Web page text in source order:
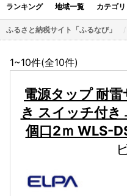
ランキング 地域一覧 カテゴリ
ふるさと納税サイト「ふるなび」
1~10件(全10件)
電源タップ 耐
き スイッチ付
個口2ｍ WLS-